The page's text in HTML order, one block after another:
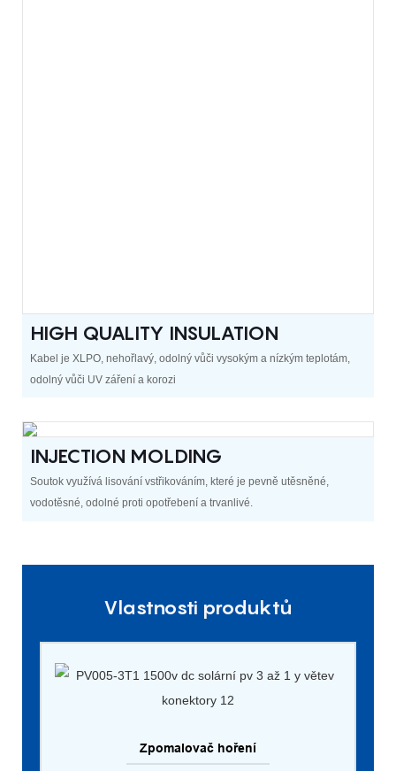
HIGH QUALITY INSULATION
Kabel je XLPO, nehořlavý, odolný vůči vysokým a nízkým teplotám,
odolný vůči UV záření a korozi
INJECTION MOLDING
Soutok využívá lisování vstřikováním, které je pevně utěsněné,
vodotěsné, odolné proti opotřebení a trvanlivé.
Vlastnosti produktů
Zpomalovač hoření